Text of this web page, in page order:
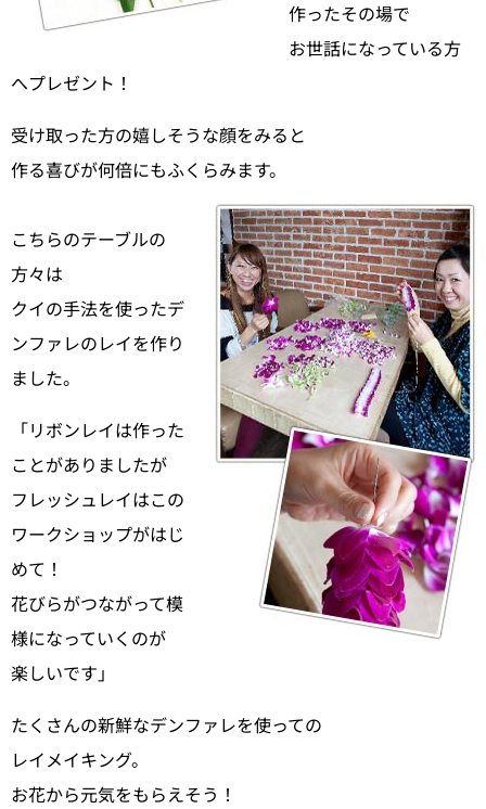
作ったその場で
お世話になっている方
へプレゼント！
受け取った方の嬉しそうな顔をみると
作る喜びが何倍にもふくらみます。
こちらのテーブルの
方々は
クイの手法を使ったデ
ンファレのレイを作り
ました。
「リボンレイは作った
ことがありましたが
フレッシュレイはこの
ワークショップがはじ
めて！
花びらがつながって模
様になっていくのが
楽しいです」
たくさんの新鮮なデンファレを使っての
レイメイキング。
お花から元気をもらえそう！